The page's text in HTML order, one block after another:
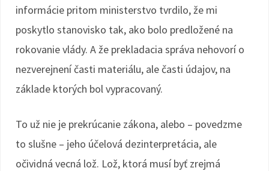
informácie pritom ministerstvo tvrdilo, že mi
poskytlo stanovisko tak, ako bolo predložené na
rokovanie vlády. A že prekladacia správa nehovorí o
nezverejnení časti materiálu, ale časti údajov, na
základe ktorých bol vypracovaný.
To už nie je prekrúcanie zákona, alebo – povedzme
to slušne – jeho účelová dezinterpretácia, ale
očividná vecná lož. Lož, ktorá musí byť zrejmá